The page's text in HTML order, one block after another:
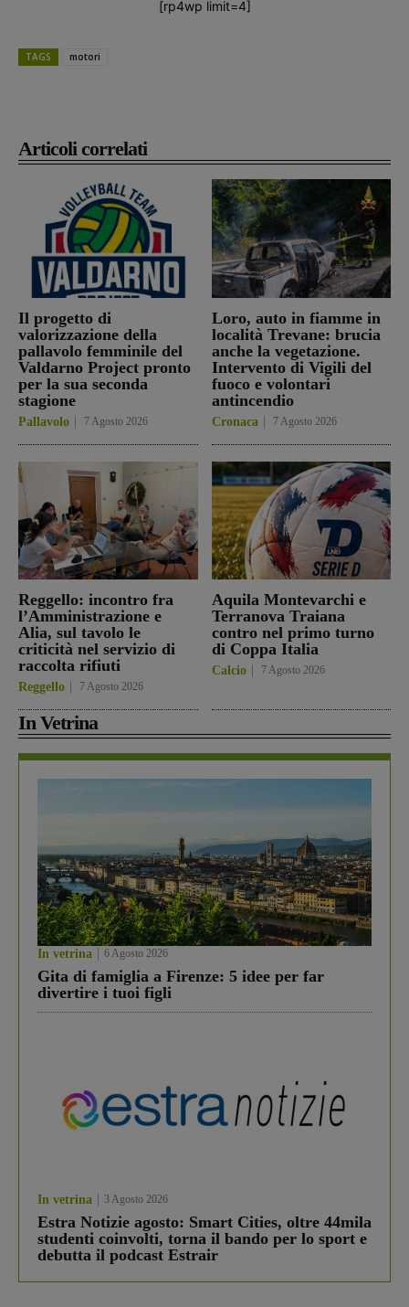
Articoli correlati
Il progetto di
valorizzazione della
pallavolo femminile del
Valdarno Project pronto
per la sua seconda
stagione
Pallavolo 7 Agosto 2026
Loro, auto in fiamme in
località Trevane: brucia
anche la vegetazione.
Intervento di Vigili del
fuoco e volontari
antincendio
Cronaca 7 Agosto 2026
Reggello: incontro fra
l’Amministrazione e
Alia, sul tavolo le
criticità nel servizio di
raccolta rifiuti
Reggello 7 Agosto 2026
Aquila Montevarchi e
Terranova Traiana
contro nel primo turno
di Coppa Italia
Calcio 7 Agosto 2026
In Vetrina
In vetrina 6 Agosto 2026
Gita di famiglia a Firenze: 5 idee per far
divertire i tuoi figli
In vetrina 3 Agosto 2026
Estra Notizie agosto: Smart Cities, oltre 44mila
studenti coinvolti, torna il bando per lo sport e
debutta il podcast Estrair
[rp4wp limit=4]
TAGS motori